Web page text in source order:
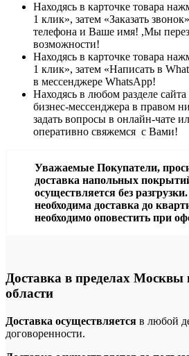
Находясь в карточке товара
1 клик», затем «Заказать
телефона и Ваше имя! ,Мы
возможности!
Находясь в карточке товара
1 клик», затем «Написать в
в месcенджере WhatsApp!
Находясь в любом разделе
бизнес-мессенджера в правом
задать вопросы в онлайн-чате
оперативно свяжемся с Вами!
Уважаемые Покупатели,
доставка напольных
осуществляется без
необходима доставка до
необходимо оповестить при
Доставка в пределах
области
Доставка осуществляется в любой
договоренности.